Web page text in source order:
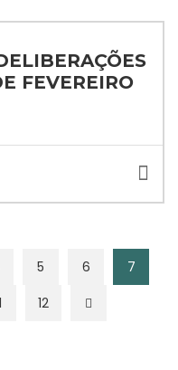
FEVEREIRO
5 6
7
12